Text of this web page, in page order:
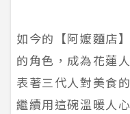
如今的【阿嬤麵店
的角色，成為花蓮
表著三代人對美食
繼續用這碗溫暖人